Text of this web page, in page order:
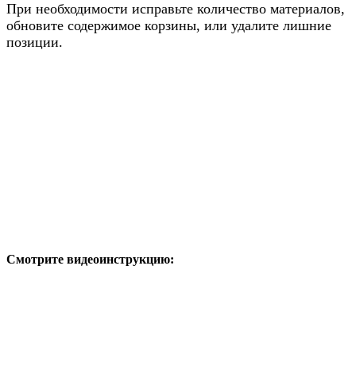
При необходимости исправьте количество материалов,
обновите содержимое корзины, или удалите лишние
позиции.
Смотрите видеоинструкцию: